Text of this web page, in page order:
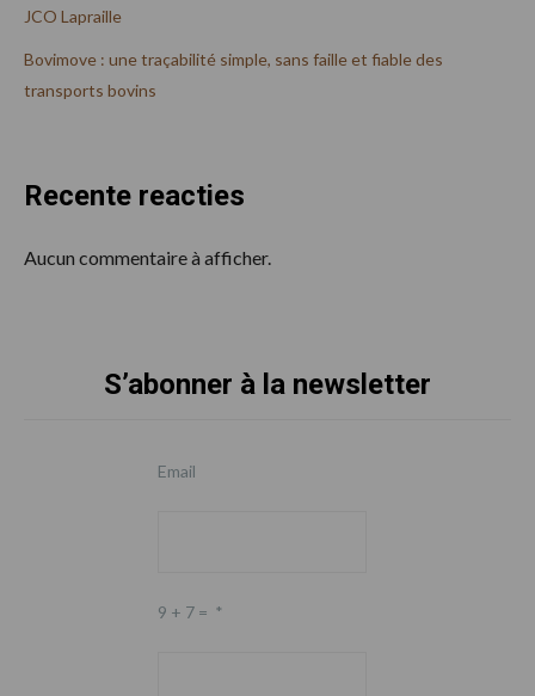
JCO Lapraille
Bovimove : une traçabilité simple, sans faille et fiable des
transports bovins
Recente reacties
Aucun commentaire à afficher.
S’abonner à la newsletter
Email
9 + 7 = *